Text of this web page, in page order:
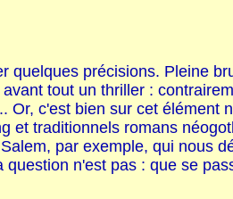
précisions. Pleine
tout un thriller :
c'est bien sur cet élément
et traditionnels romans
par exemple, qui nous
n'est pas : que se